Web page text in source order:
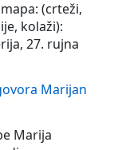
(crteži,
kolaži):
27. rujna
Marijan
Marija